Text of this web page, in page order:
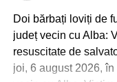
Doi bărbați loviți de
județ vecin cu Alba:
resuscitate de
joi, 6 august 2026,